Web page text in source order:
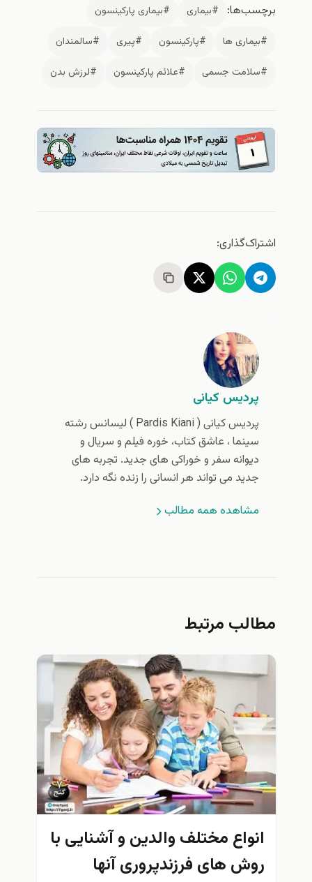
برچسب‌ها: #بیماری
#بیماری پارکینسون
#بیماری ها
#پارکینسون #پیری
#سالمندان
#سلامت جسمی
#علائم پارکینسون #لرزش بدن
اشتراک‌گذاری:
پردیس کیانی
پردیس کیانی (‌ Pardis Kiani ) لیسانس رشته
سینما ، عاشق کتاب، خوره فیلم و سریال و
دیوانه سفر و خوراکی های جدید. تجربه های
جدید می تواند هر انسانی را زنده نگه دارد.
مشاهده همه مطالب
مطالب مرتبط
انواع مختلف والدین و آشنایی با
روش های فرزندپروری آنها